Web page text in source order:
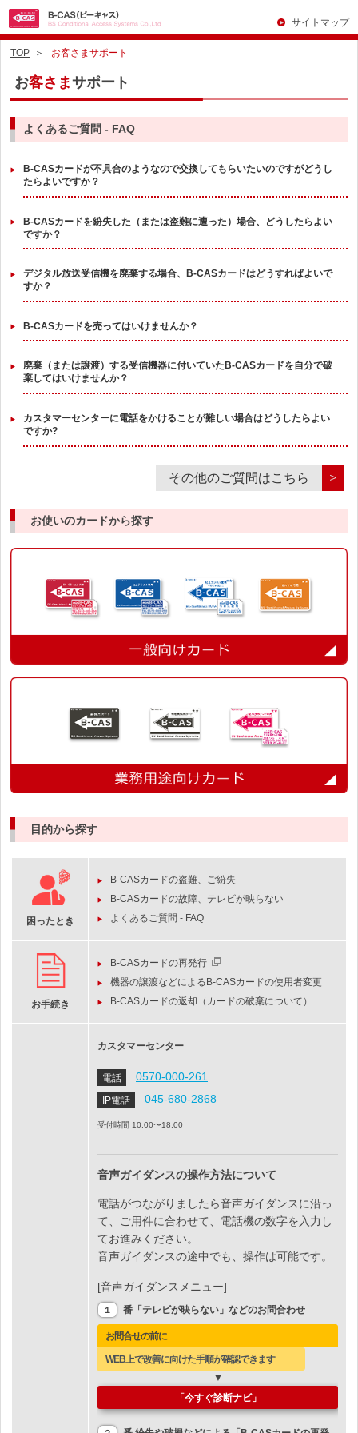
サイトマップ
TOP お客さまサポート
お客さまサポート
よくあるご質問 - FAQ
B-CASカードが不具合のようなので交換してもらいたいのですがどうし
たらよいですか？
B-CASカードを紛失した（または盗難に遭った）場合、どうしたらよい
ですか？
デジタル放送受信機を廃棄する場合、B-CASカードはどうすればよいで
すか？
B-CASカードを売ってはいけませんか？
廃棄（または譲渡）する受信機器に付いていたB-CASカードを自分で破
棄してはいけませんか？
カスタマーセンターに電話をかけることが難しい場合はどうしたらよい
ですか?
その他のご質問はこちら ＞
お使いのカードから探す
目的から探す
困ったとき
B-CASカードの盗難、ご紛失
B-CASカードの故障、テレビが映らない
よくあるご質問 - FAQ
お手続き
B-CASカードの再発行
機器の譲渡などによるB-CASカードの使用者変更
B-CASカードの返却（カードの破棄について）
カスタマーセンター
電話 0570-000-261
IP電話 045-680-2868
受付時間 10:00〜18:00
音声ガイダンスの操作方法について
電話がつながりましたら音声ガイダンスに沿っ
て、ご用件に合わせて、電話機の数字を入力し
てお進みください。
音声ガイダンスの途中でも、操作は可能です。
[音声ガイダンスメニュー]
１ 番「テレビが映らない」などのお問合わせ
お問合せの前に
WEB上で改善に向けた手順が確認できます
▼
「今すぐ診断ナビ」